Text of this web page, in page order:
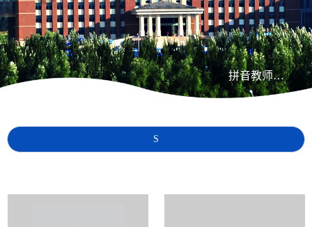
拼音教师列表
S